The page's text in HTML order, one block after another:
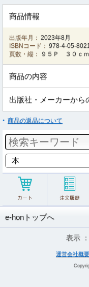
商品情報
出版年月： 2023年8月
ISBNコード： 978-4-05-
頁数・縦：
９５Ｐ ３０ｃｍ
商品の内容
出版社・メーカーから
商品の返品について
e-honトップへ
表示 ：
運営会社概要